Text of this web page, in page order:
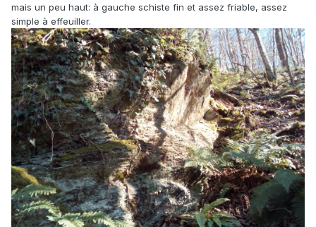
mais un peu haut: à gauche schiste fin et assez friable, assez
simple à effeuiller.